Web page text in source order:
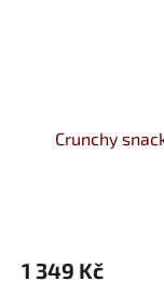
Crunchy
1 349 Kč